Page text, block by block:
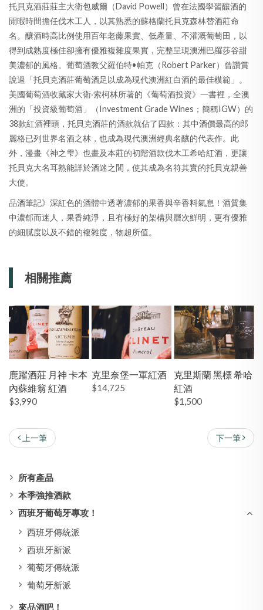
所有產品
本季強推酒款
西班牙葡萄牙專攻！
西班牙傳統派
西班牙新派
葡萄牙傳統派
葡萄牙新派
來品酒吧！
托貝克酒莊莊主大衛包威爾（David Powell）曾在法國學習釀酒的
閒暇時間擔任伐木工人，以其熟悉的蘇格蘭托貝克森林替酒莊命
名。釀酒時高比例使用百年老藤果實、低產量、不灌溉葡萄田，以
得到成熟度極佳卻擁有優雅複雜度果實，完整呈現澳洲巴羅莎谷甜
美濃郁的風格。葡萄酒教父羅伯特•帕克（Robert Parker）曾讚賞
說過「托貝克酒莊葡萄酒足以成為現代澳洲紅白酒的最佳模範」。
美國葡萄酒收藏家大衛‧索柯林所著的《葡萄酒投資》一書裡，全澳
洲的「投資級葡萄酒」（Investment Grade Wines；簡稱IGW）的
38款紅酒裡頭，托貝克酒莊的酒款就佔了四款：其中酒價最高的郎
麗格已列世界名酒之林，也成為現代澳洲經典名釀的代表作。此
外，漫畫《神之雫》也畫及本莊的初階酒款伐木工希哈紅酒，更讓
托貝克大名耳熟能詳於酒迷之間，使其成為名符其實的托貝克親善
大使。
品酒筆記》深紅色的酒體中透著濃郁的果香與辛香料氣息！酒質集
中濃郁而迷人，果香純淨，且有極好的架構與層次鮮明，更有優雅
的細膩度以及不錯的複雜度，物超所值。
相關推薦
鹿躍酒莊 月神 卡本
內蘇維翁 紅酒
$3,990
克里奈堡一軍紅酒
$14,725
克里斯蘭 黑標 希哈
紅酒
$1,500
下一筆
上一筆